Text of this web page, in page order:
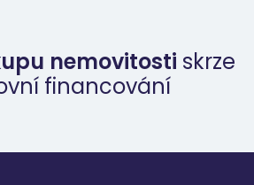
nemovitosti skrze
financování